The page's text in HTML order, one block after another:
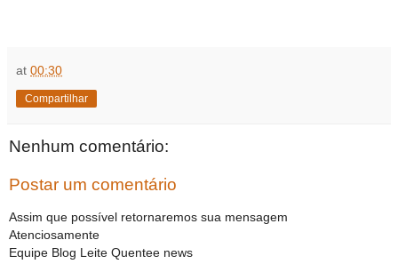
at 00:30
Compartilhar
Nenhum comentário:
Postar um comentário
Assim que possível retornaremos sua mensagem
Atenciosamente
Equipe Blog Leite Quentee news